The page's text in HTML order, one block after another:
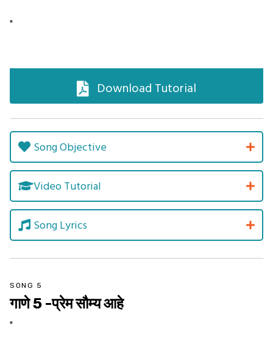
Download Tutorial
"
Song Objective
Video Tutorial
Song Lyrics
SONG 5
गाणे 5 -प्रेम सौम्य आहे
"